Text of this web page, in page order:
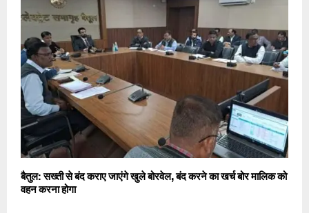
बैतुल: सख्ती से बंद कराए जाएंगे खुले बोरवेल, बंद करने का खर्च बोर मालिक को
वहन करना होगा